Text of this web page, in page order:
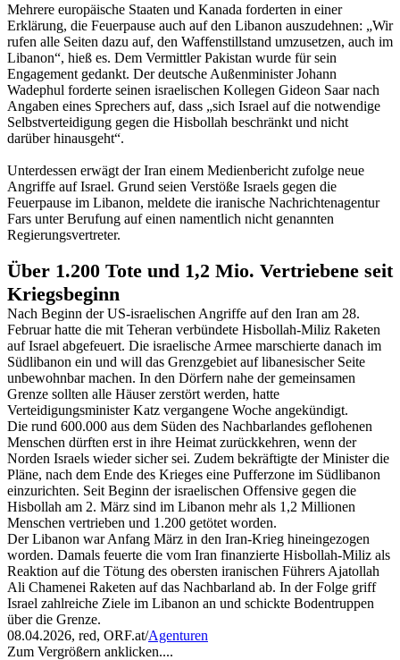
Mehrere europäische Staaten und Kanada forderten in einer
Erklärung, die Feuerpause auch auf den Libanon auszudehnen: „Wir
rufen alle Seiten dazu auf, den Waffenstillstand umzusetzen, auch im
Libanon“, hieß es. Dem Vermittler Pakistan wurde für sein
Engagement gedankt. Der deutsche Außenminister Johann
Wadephul forderte seinen israelischen Kollegen Gideon Saar nach
Angaben eines Sprechers auf, dass „sich Israel auf die notwendige
Selbstverteidigung gegen die Hisbollah beschränkt und nicht
darüber hinausgeht“.
Unterdessen erwägt der Iran einem Medienbericht zufolge neue
Angriffe auf Israel. Grund seien Verstöße Israels gegen die
Feuerpause im Libanon, meldete die iranische Nachrichtenagentur
Fars unter Berufung auf einen namentlich nicht genannten
Regierungsvertreter.
Über 1.200 Tote und 1,2 Mio. Vertriebene seit
Kriegsbeginn
Nach Beginn der US-israelischen Angriffe auf den Iran am 28.
Februar hatte die mit Teheran verbündete Hisbollah-Miliz Raketen
auf Israel abgefeuert. Die israelische Armee marschierte danach im
Südlibanon ein und will das Grenzgebiet auf libanesischer Seite
unbewohnbar machen. In den Dörfern nahe der gemeinsamen
Grenze sollten alle Häuser zerstört werden, hatte
Verteidigungsminister Katz vergangene Woche angekündigt.
Die rund 600.000 aus dem Süden des Nachbarlandes geflohenen
Menschen dürften erst in ihre Heimat zurückkehren, wenn der
Norden Israels wieder sicher sei. Zudem bekräftigte der Minister die
Pläne, nach dem Ende des Krieges eine Pufferzone im Südlibanon
einzurichten. Seit Beginn der israelischen Offensive gegen die
Hisbollah am 2. März sind im Libanon mehr als 1,2 Millionen
Menschen vertrieben und 1.200 getötet worden.
Der Libanon war Anfang März in den Iran-Krieg hineingezogen
worden. Damals feuerte die vom Iran finanzierte Hisbollah-Miliz als
Reaktion auf die Tötung des obersten iranischen Führers Ajatollah
Ali Chamenei Raketen auf das Nachbarland ab. In der Folge griff
Israel zahlreiche Ziele im Libanon an und schickte Bodentruppen
über die Grenze.
08.04.2026, red, ORF.at/Agenturen
Zum Vergrößern anklicken....